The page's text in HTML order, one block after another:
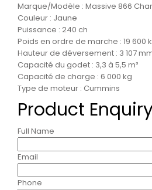
Marque/Modèle : Massive 866
Couleur : Jaune
Puissance : 240 ch
Poids en ordre de marche : 19 600
Hauteur de déversement : 3 107
Capacité du godet : 3,3 à 5,5 m³
Capacité de charge : 6 000 kg
Type de moteur : Cummins
Product
Full Name
Email
Phone